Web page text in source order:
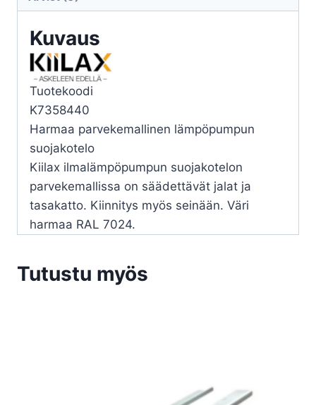
RAL7024
Kuvaus
Tuotekoodi
K7358440
Harmaa parvekemallinen lämpöpumpun
suojakotelo
Kiilax ilmalämpöpumpun suojakotelon
parvekemallissa on säädettävät jalat ja
tasakatto. Kiinnitys myös seinään. Väri
harmaa RAL 7024.
Tutustu myös